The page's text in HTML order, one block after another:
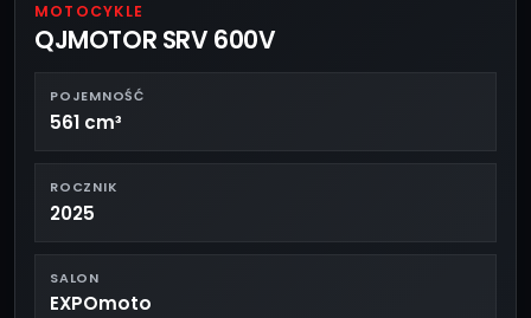
MOTOCYKLE
QJMOTOR SRV 600V
POJEMNOŚĆ
561 cm³
ROCZNIK
2025
SALON
EXPOmoto